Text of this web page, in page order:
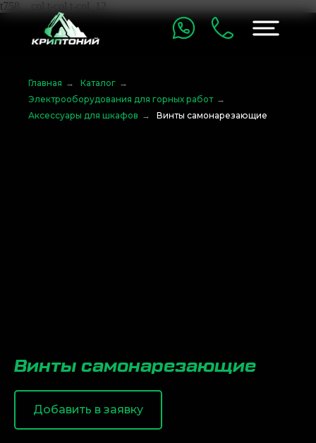
t758__col t-col t-col_12
Главная → Каталог →
Электрооборудования для горных работ →
Аксессуары для шкафов → Винты самонарезающие
Винты самонарезающие
Добавить в заявку